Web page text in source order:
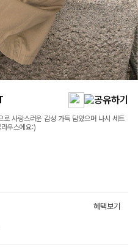
사랑스러운 감성 가득 담았으며 나시 세트
우스에요:)
혜택보기